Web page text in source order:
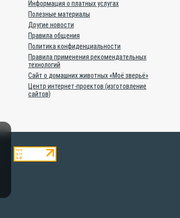
Информация о платных услугах
Полезные материалы
Другие новости
Правила общения
Политика конфиденциальности
Правила применения рекомендательных
технологий
Сайт о домашних животных «Моё зверьё»
Центр интернет-проектов (изготовление
сайтов)